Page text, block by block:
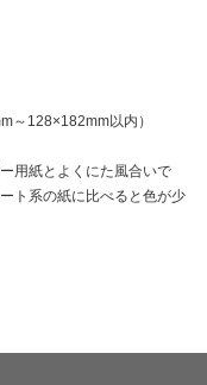
～128×182mm以内）
用紙とよくにた風合いで
ト系の紙に比べると色が少